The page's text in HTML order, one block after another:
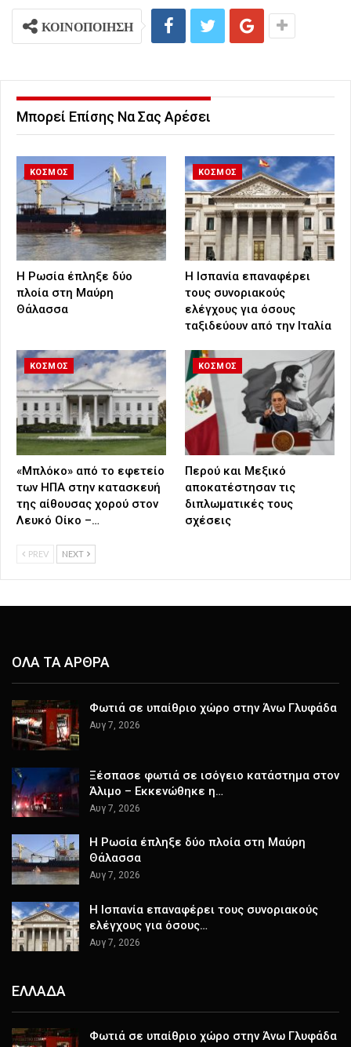
ΚΟΙΝΟΠΟΙΗΣΗ
Μπορεί Επίσης Να Σας Αρέσει
ΚΟΣΜΟΣ
Η Ρωσία έπληξε δύο
πλοία στη Μαύρη
Θάλασσα
ΚΟΣΜΟΣ
H Ισπανία επαναφέρει
τους συνοριακούς
ελέγχους για όσους
ταξιδεύουν από την Ιταλία
ΚΟΣΜΟΣ
«Μπλόκο» από το εφετείο
των ΗΠΑ στην κατασκευή
της αίθουσας χορού στον
Λευκό Οίκο –…
ΚΟΣΜΟΣ
Περού και Μεξικό
αποκατέστησαν τις
διπλωματικές τους
σχέσεις
PREV NEXT
ΟΛΑ ΤΑ ΑΡΘΡΑ
Φωτιά σε υπαίθριο χώρο στην Άνω Γλυφάδα
Αυγ 7, 2026
Ξέσπασε φωτιά σε ισόγειο κατάστημα στον
Άλιμο – Εκκενώθηκε η…
Αυγ 7, 2026
Η Ρωσία έπληξε δύο πλοία στη Μαύρη
Θάλασσα
Αυγ 7, 2026
H Ισπανία επαναφέρει τους συνοριακούς
ελέγχους για όσους…
Αυγ 7, 2026
ΕΛΛΑΔΑ
Φωτιά σε υπαίθριο χώρο στην Άνω Γλυφάδα